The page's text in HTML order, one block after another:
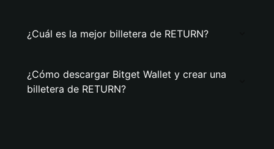
¿Cuál es la mejor billetera de RETURN?
¿Cómo descargar Bitget Wallet y crear una
billetera de RETURN?